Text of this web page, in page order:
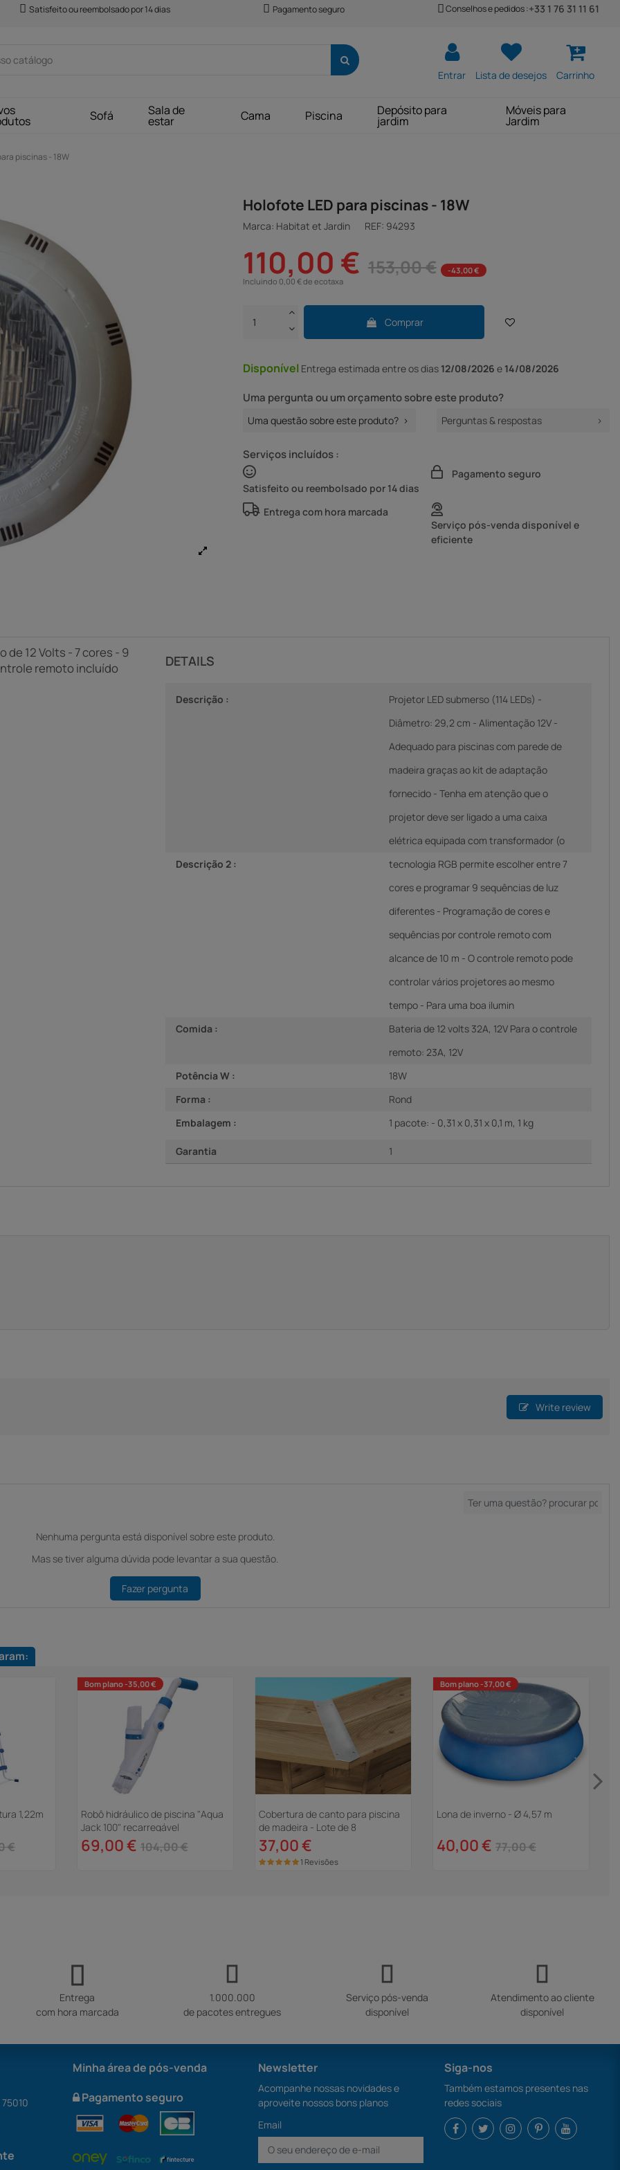
Satisfeito ou reembolsado por 14 dias Pagamento seguro Conselhos e pedidos :+33 1 76 31 11 61
Entrar Lista de desejos Carrinho
Sofá Sala de
estar Cama Piscina Depósito para
jardim
Móveis para
Jardim
piscinas - 18W
Holofote LED para piscinas - 18W
Marca: Habitat et Jardin REF: 94293
110,00 € 153,00 €
-43,00 €
Incluindo 0,00 € de ecotaxa
Comprar
Disponível Entrega estimada entre os dias 12/08/2026 e 14/08/2026
Uma pergunta ou um orçamento sobre este produto?
Uma questão sobre este produto? Perguntas & respostas
Serviços incluídos :
Satisfeito ou reembolsado por 14 dias
Pagamento seguro
Entrega com hora marcada
Serviço pós-venda disponível e
eficiente
de 12 Volts - 7 cores - 9
remoto incluído
DETAILS
Descrição :
Projetor LED submerso (114 LEDs) -
Diâmetro: 29,2 cm - Alimentação 12V -
Adequado para piscinas com parede de
madeira graças ao kit de adaptação
fornecido - Tenha em atenção que o
projetor deve ser ligado a uma caixa
elétrica equipada com transformador (o
Descrição 2 :
tecnologia RGB permite escolher entre 7
cores e programar 9 sequências de luz
diferentes - Programação de cores e
sequências por controle remoto com
alcance de 10 m - O controle remoto pode
controlar vários projetores ao mesmo
tempo - Para uma boa ilumin
Comida :
Bateria de 12 volts 32A, 12V Para o controle
remoto: 23A, 12V
Potência W :
18W
Forma :
Rond
Embalagem :
1 pacote: - 0,31 x 0,31 x 0,1 m, 1 kg
Garantia 1
Write review
Nenhuma pergunta está disponível sobre este produto.
Mas se tiver alguma dúvida pode levantar a sua questão.
Fazer pergunta
1,22m
€
Bom plano -35,00 €
Robô hidráulico de piscina "Aqua
Jack 100" recarregável
69,00 € 104,00 €
Cobertura de canto para piscina
de madeira - Lote de 8
37,00 €
1 Revisões
Bom plano -37,00 €
Lona de inverno - Ø 4,57 m
40,00 € 77,00 €
Entrega
com hora marcada
1.000.000
de pacotes entregues
Serviço pós-venda
disponível
Atendimento ao cliente
disponível
Minha área de pós-venda
Pagamento seguro
Newsletter
Acompanhe nossas novidades e
aproveite nossos bons planos
Email
Siga-nos
Também estamos presentes nas
redes sociais